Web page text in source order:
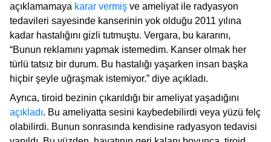
açıklamamaya karar vermiş ve ameliyat ile radyasyon
tedavileri sayesinde kanserinin yok olduğu 2011 yılına
kadar hastalığını gizli tutmuştu. Vergara, bu kararını,
“Bunun reklamını yapmak istemedim. Kanser olmak her
türlü tatsız bir durum. Bu hastalığı yaşarken insan başka
hiçbir şeyle uğraşmak istemiyor.” diye açıkladı.
Ayrıca, tiroid bezinin çıkarıldığı bir ameliyat yaşadığını
açıkladı. Bu ameliyatta sesini kaybedebilirdi veya yüzü felç
olabilirdi. Bunun sonrasında kendisine radyasyon tedavisi